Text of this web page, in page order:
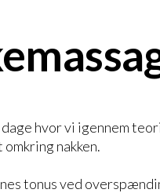
hvor vi igennem
nakken.
tonus ved